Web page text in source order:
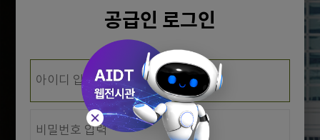
공급인 로그인